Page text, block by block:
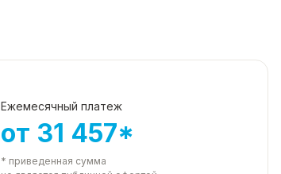
Ежемесячный платеж
от 31 457*
* приведенная сумма